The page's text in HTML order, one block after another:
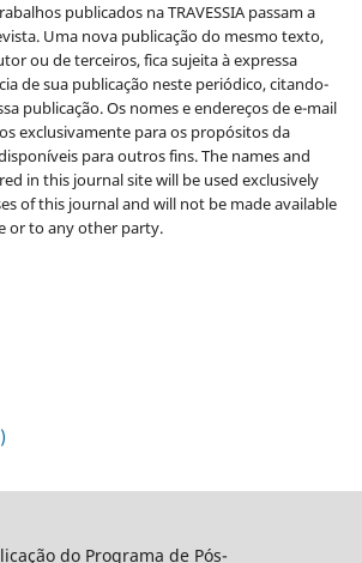
publicados na TRAVESSIA passam a
Uma nova publicação do mesmo texto,
ou de terceiros, fica sujeita à expressa
de sua publicação neste periódico, citando-
publicação. Os nomes e endereços de e-mail
exclusivamente para os propósitos da
para outros fins. The names and
in this journal site will be used exclusively
of this journal and will not be made available
or to any other party.
do Programa de Pós-